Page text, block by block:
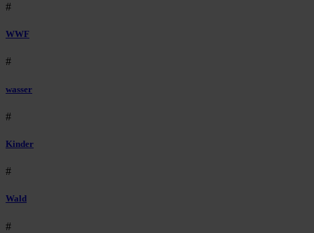
#
WWF
#
wasser
#
Kinder
#
Wald
#